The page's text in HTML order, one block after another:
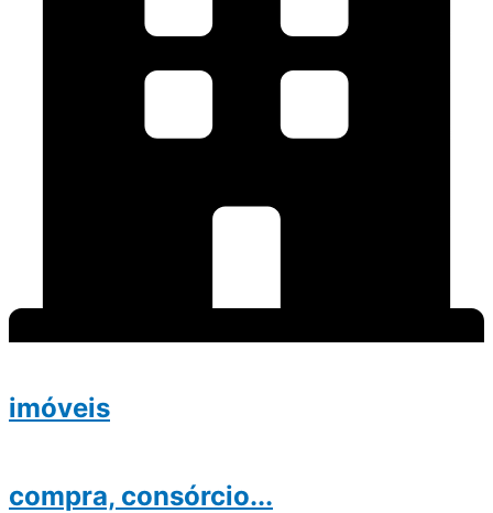
imóveis
compra, consórcio...